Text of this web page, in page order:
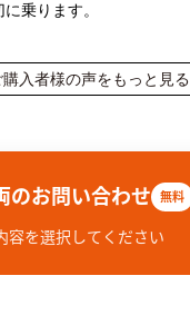
に乗ります。
購入者様の声をもっと見る
のお問い合わせ 無料
容を選択してください